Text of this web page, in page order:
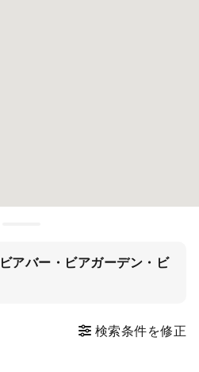
アバー・ビアガーデン・ビ
検索条件を修正